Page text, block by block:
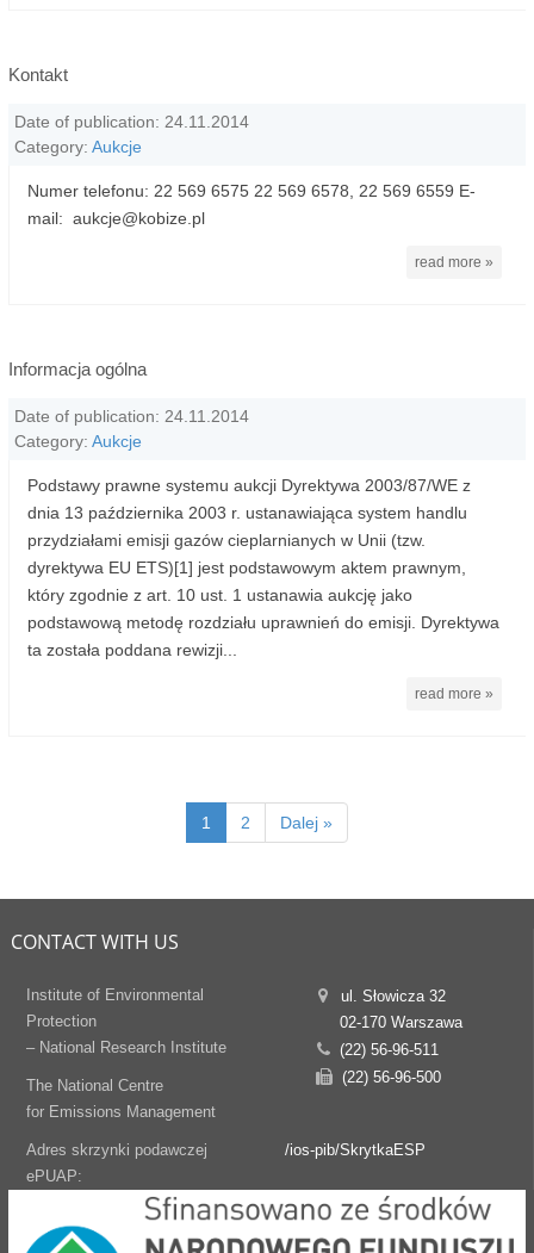
Kontakt
Date of publication: 24.11.2014
Category: Aukcje
Numer telefonu: 22 569 6575 22 569 6578, 22 569 6559 E-
mail: aukcje@kobize.pl
read more »
Informacja ogólna
Date of publication: 24.11.2014
Category: Aukcje
Podstawy prawne systemu aukcji Dyrektywa 2003/87/WE z
dnia 13 października 2003 r. ustanawiająca system handlu
przydziałami emisji gazów cieplarnianych w Unii (tzw.
dyrektywa EU ETS)[1] jest podstawowym aktem prawnym,
który zgodnie z art. 10 ust. 1 ustanawia aukcję jako
podstawową metodę rozdziału uprawnień do emisji. Dyrektywa
ta została poddana rewizji...
read more »
1 2 Dalej »
CONTACT WITH US
Institute of Environmental
Protection
– National Research Institute
The National Centre
for Emissions Management
ul. Słowicza 32
02-170 Warszawa
(22) 56-96-511
(22) 56-96-500
Adres skrzynki podawczej
ePUAP:
/ios-pib/SkrytkaESP